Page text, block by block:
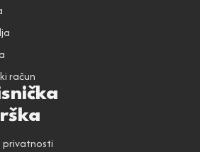
račun
privatnosti